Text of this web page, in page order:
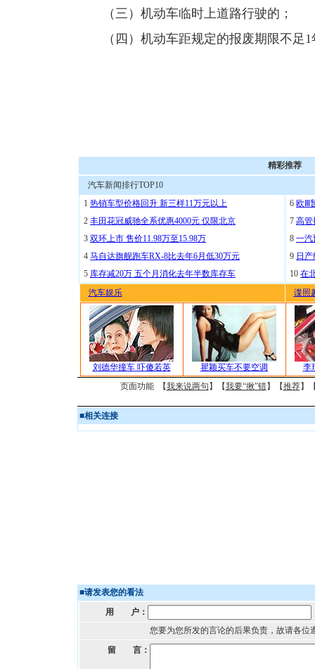
（三）机动车临时上道路行驶的；
（四）机动车距规定的报废期限不足1
精彩推荐
汽车新闻排行TOP10
1 热销车型价格回升 新三样11万元以上
2 丰田花冠威驰全系优惠4000元 仅限北京
3 双环上市 售价11.98万至15.98万
4 马自达旗舰跑车RX-8比去年6月低30万元
5 库存减20万 五个月消化去年半数库存车
6 欧Ⅲ
7 高管
8 一汽
9 日
10 在
汽车娱乐
谍照
刘德华撞车 吓傻若英 瞿颖买车不要空调
李
页面功能 【我来说两句 】【我要“揪”错】【推荐】
■相关连接
■请发表您的看法
用 户：
您要为您所发的言论的后果负责，故请各位
留 言：